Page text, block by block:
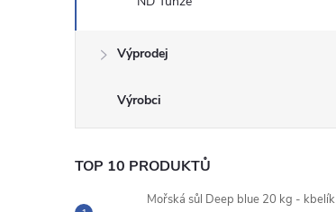
Výprodej
TOP 10 PRODUKTŮ
Mořská sůl Deep blue 20 kg - kbelík